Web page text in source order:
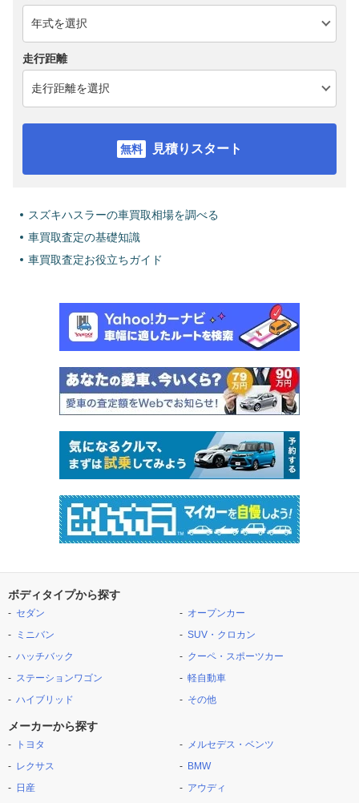
走行距離
見積りスタート
スズキハスラーの車買取相場を調べる
車買取査定の基礎知識
車買取査定お役立ちガイド
ボディタイプから探す
セダン
ミニバン
ハッチバック
ステーションワゴン
ハイブリッド
オープンカー
SUV・クロカン
クーペ・スポーツカー
軽自動車
その他
メーカーから探す
トヨタ
レクサス
日産
メルセデス・ベンツ
BMW
アウディ